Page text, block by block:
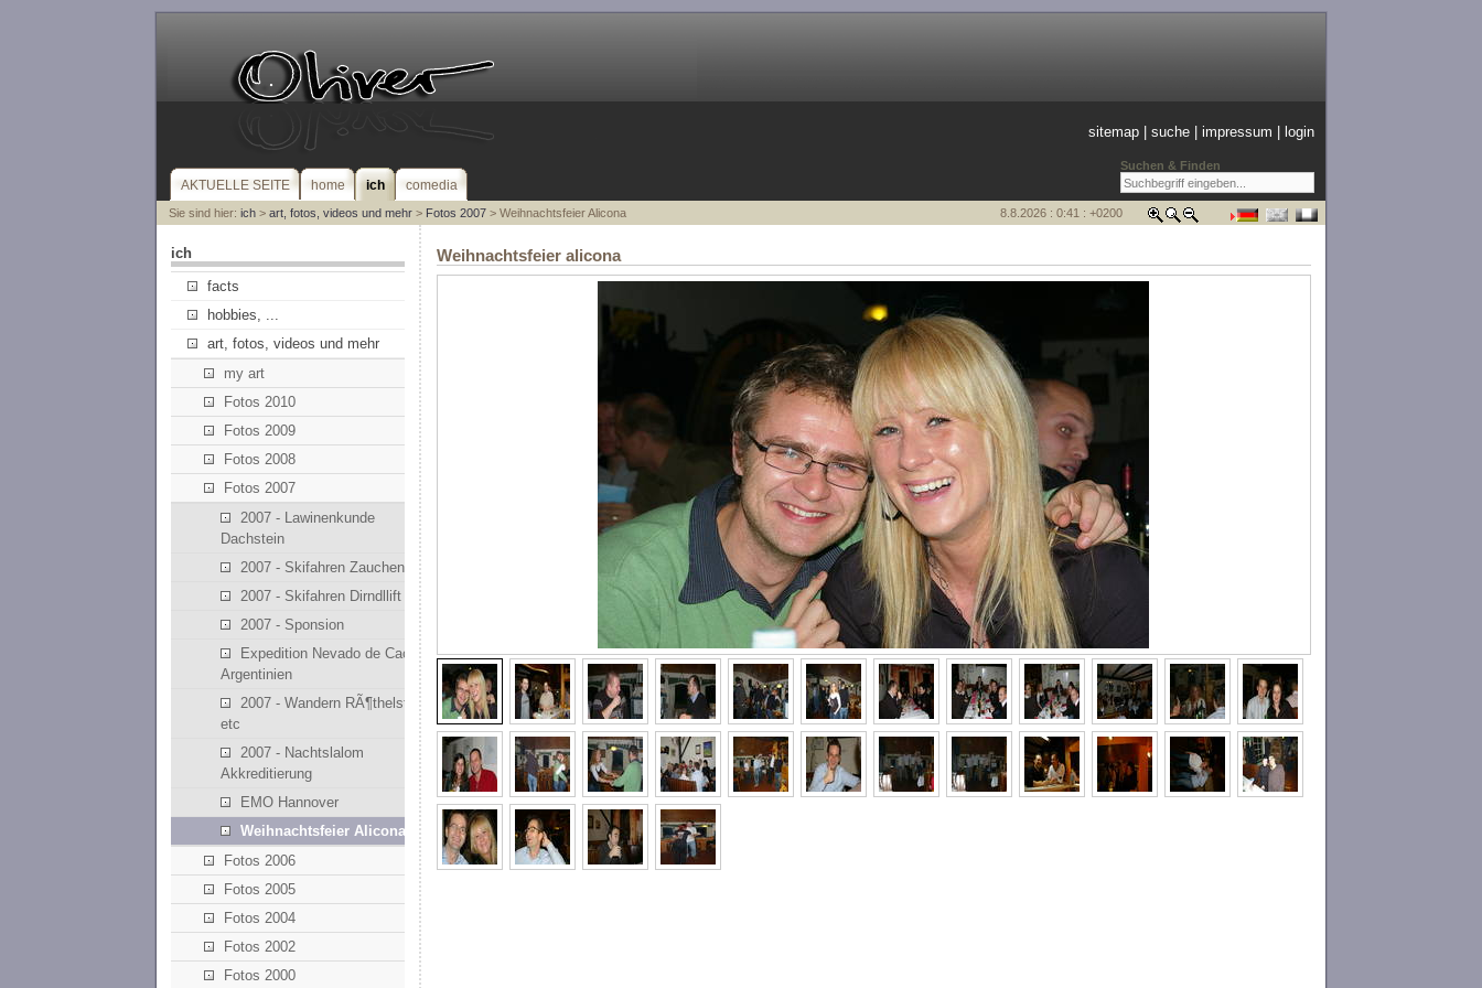
Suchen & Finden
sitemap |suche |impressum login
AKTUELLE SEITE home ich comedia
Sie sind hier: ich> art, fotos, videos und mehr> Fotos 2007> Weihnachtsfeier Alicona 8.8.2026 : 0:41 : +0200
ich
facts
hobbies, ...
art, fotos, videos und mehr
my art
Fotos 2010
Fotos 2009
Fotos 2008
Fotos 2007
2007 - Lawinenkunde
Dachstein
2007 - Skifahren Zauchensee
2007 - Skifahren Dirndllift
2007 - Sponsion
Expedition Nevado de Cachi -
Argentinien
2007 - Wandern RÃ¶thelstein
etc
2007 - Nachtslalom
Akkreditierung
EMO Hannover
Weihnachtsfeier Alicona
Fotos 2006
Fotos 2005
Fotos 2004
Fotos 2002
Fotos 2000
Weihnachtsfeier alicona